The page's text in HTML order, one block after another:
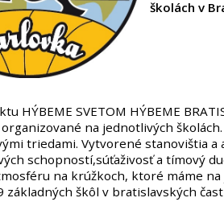
školách v
HÝBEME SVETOM HÝBEME
na jednotlivých
triedami. Vytvorené stanovištia
schopností,súťaživosť a tímový
na krúžkoch, ktoré máme
základných škôl v bratislavských